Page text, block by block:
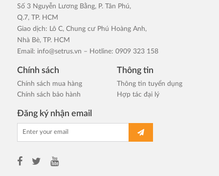
Số 3 Nguyễn Lương Bằng, P. Tân Phú,
Q.7, TP. HCM
Giao dịch: Lô C, Chung cư Phú Hoàng Anh,
Nhà Bè, TP. HCM
Email: info@setrus.vn – Hotline: 0909 323 158
Chính sách
Chính sách mua hàng
Chính sách bảo hành
Thông tin
Thông tin tuyển dụng
Hợp tác đại lý
Đăng ký nhận email